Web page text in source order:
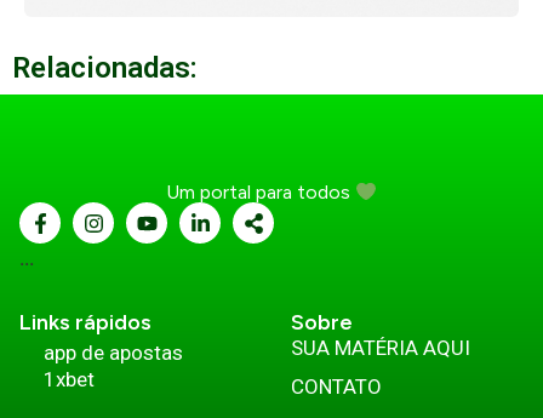
Relacionadas:
Um portal para todos
...
Links rápidos
app de apostas
1xbet
Sobre
SUA MATÉRIA AQUI
CONTATO